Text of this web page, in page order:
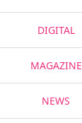
DIGITAL
MAGAZINE
NEWS